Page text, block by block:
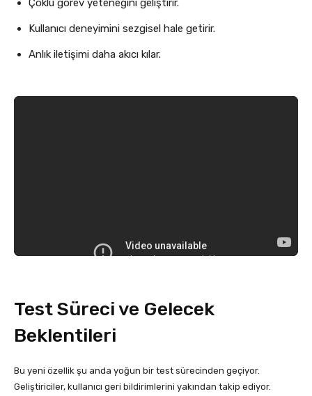
Çoklu görev yeteneğini geliştirir.
Kullanıcı deneyimini sezgisel hale getirir.
Anlık iletişimi daha akıcı kılar.
Test Süreci ve Gelecek
Beklentileri
Bu yeni özellik şu anda yoğun bir test sürecinden geçiyor.
Geliştiriciler, kullanıcı geri bildirimlerini yakından takip ediyor.